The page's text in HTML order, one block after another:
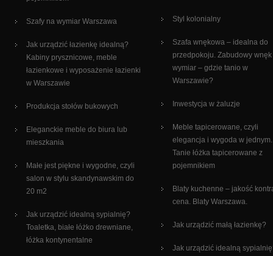
Szafy na wymiar Warszawa
Jak urządzić łazienkę idealną?
Kabiny prysznicowe, meble
łazienkowe i wyposażenie łazienki
w Warszawie
Produkcja stołów bukowych
Eleganckie meble do biura lub
mieszkania
Małe jest piękne i wygodne, czyli
salon w stylu skandynawskim do
20 m2
Jak urządzić idealną sypialnię?
Toaletka, białe łóżko drewniane,
łóżka kontynentalne
Styl kolonialny
Szafa wnękowa – idealna do
przedpokoju. Zabudowy
wymiar – gdzie tanio w
Warszawie?
Inwestycja w żaluzje
Meble tapicerowane, czyli
elegancja i wygoda w jednym.
Tanie łóżka tapicerowane z
pojemnikiem
Blaty kuchenne – jakość
cena. Blaty Warszawa.
Jak urządzić małą łazienkę?
Jak urządzić idealną